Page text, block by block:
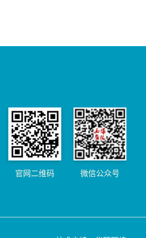
官网二维码 微信公众号